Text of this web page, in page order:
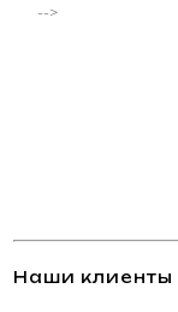
-->
Наши клиенты